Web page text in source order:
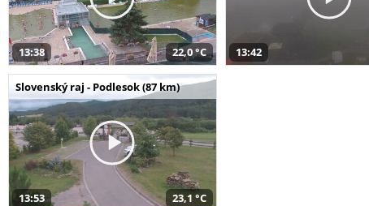
13:38 22,0 °C 13:42
Slovenský raj - Podlesok (87 km)
13:53 23,1 °C